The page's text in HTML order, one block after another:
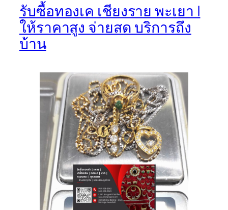
รับซื้อทองเค เชียงราย พะเยา |
ให้ราคาสูง จ่ายสด บริการถึง
บ้าน